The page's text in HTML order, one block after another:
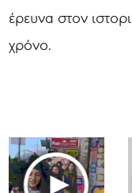
έρευνα στον
χρόνο.